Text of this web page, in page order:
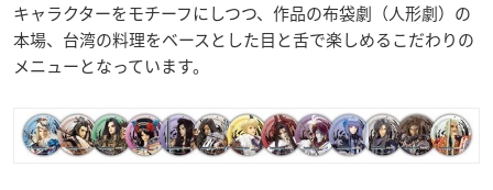
キャラクターをモチーフにしつつ、作品の布袋劇（人形劇）の
本場、台湾の料理をベースとした目と舌で楽しめるこだわりの
メニューとなっています。